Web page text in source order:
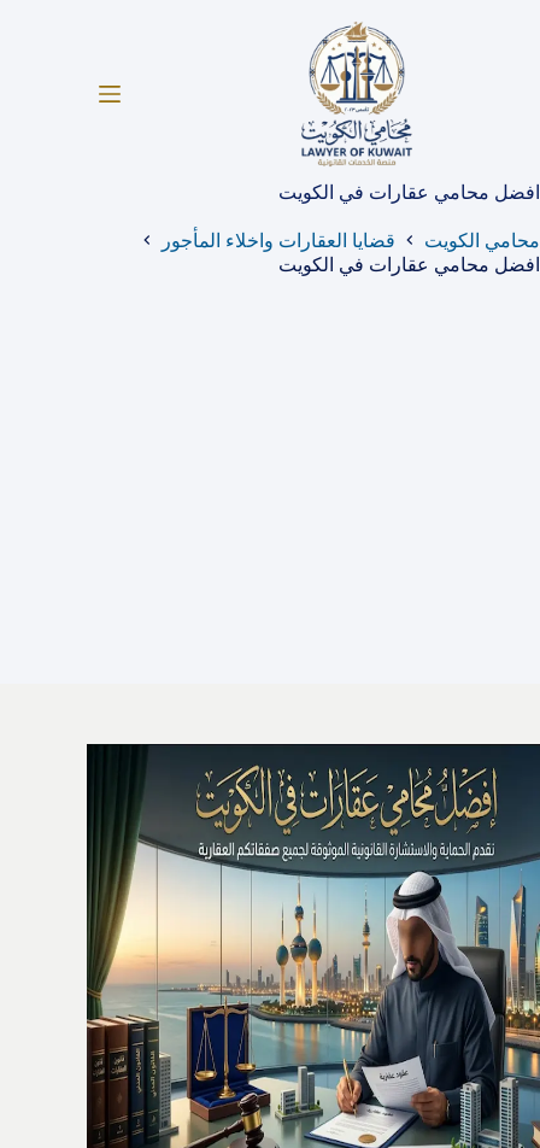
افضل محامي عقارات في الكويت
محامي الكويت
قضايا العقارات واخلاء المأجور
افضل محامي عقارات في الكويت